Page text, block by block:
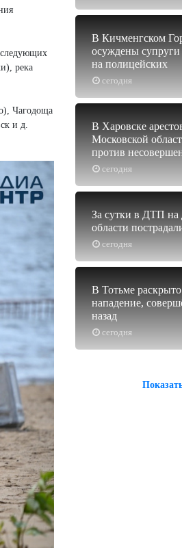
следующих
река
Чагодоща
и д.
сегодня
В Кичменгском
осуждены супруги
на полицейских
сегодня
В Харовске
Московской
против
сегодня
За сутки в ДТП на
области
сегодня
В Тотьме
нападение,
назад